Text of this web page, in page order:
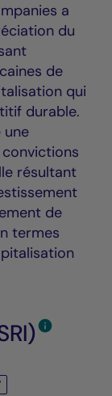
a
du
de
qui
durable.
résultant
de
termes